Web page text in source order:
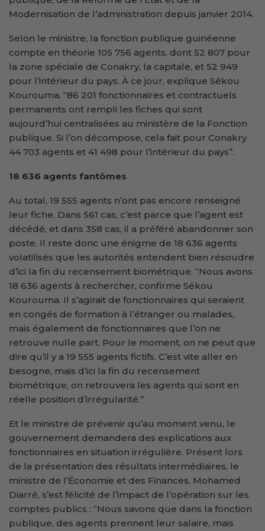
Modernisation de l’administration depuis janvier 2014.
Selon le ministre, la fonction publique guinéenne
compte en théorie 105 756 agents, dont 52 807 pour
la zone spéciale de Conakry, la capitale, et 52 949
pour l’intérieur du pays. À ce jour, explique Sékou
Kourouma, “86 201 fonctionnaires et contractuels
permanents ont rempli les fiches qui sont
aujourd’hui centralisées au ministère de la Fonction
publique. Si l’on décompose, cela fait pour Conakry
44 703 agents et 41 498 pour l’intérieur du pays”.
18 636 agents fantômes
Au total, 19 555 agents n’ont pas encore renseigné
leur fiche. Dans 561 cas, c’est parce que l’agent est
décédé, et dans 358 cas, il a préféré abandonner son
poste. Il reste donc une énigme de 18 636 agents
volatilisés que les autorités entendent bien résoudre
d’ici la fin du recensement biométrique. “Nous avons
18 636 agents à rechercher, confirme Sékou
Kourouma. Il s’agirait de fonctionnaires qui seraient
en congés de formation à l’étranger ou malades,
mais également de fonctionnaires que l’on ne
retrouve nulle part. Pour le moment, on ne peut que
dire qu’il y a 19 555 agents fictifs. C’est vite aller en
besogne, mais d’ici la fin du recensement
biométrique, on retrouvera les agents qui sont en
réelle position d’irrégularité.”
Et le ministre de prévenir qu’au moment venu, le
gouvernement demandera des explications aux
fonctionnaires en situation irrégulière. Présent lors
de la présentation des résultats intermédiaires, le
ministre de l’Économie et des Finances, Mohamed
Diarré, s’est félicité de l’impact de l’opération sur les
comptes publics : “Nous savons que dans la fonction
publique, des agents prennent leur salaire, mais